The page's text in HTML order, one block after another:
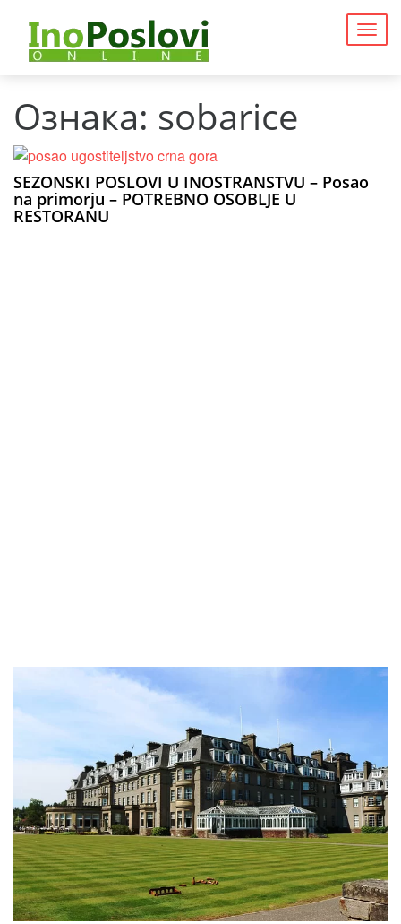
Ознака: sobarice
SEZONSKI POSLOVI U INOSTRANSTVU – Posao
na primorju – POTREBNO OSOBLJE U
RESTORANU